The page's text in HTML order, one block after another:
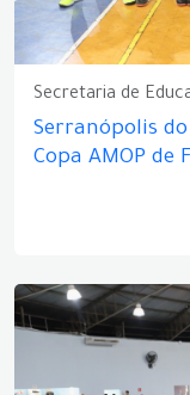
Secretaria de
Serranópolis
Copa AMOP de